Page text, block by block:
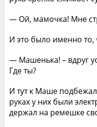
— Ой, мамочка! Мне
И это было именно то,
— Машенька! – вдруг
Где ты?
И тут к Маше
руках у них были
держал на ремешке